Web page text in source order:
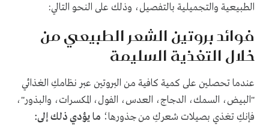
الطبيعية والتجميلية بالتفصيل، وذلك على النحو التالي:
فوائد بروتين الشعر الطبيعي من
خلال التغذية السليمة
عندما تحصلين على كمية كافية من البروتين عبر نظامكِ الغذائي
"البيض، السمك، الدجاج، العدس، الفول، المكسرات، والبذور"،
فإنكِ تغذي بصيلات شعركِ من جذورها؛ ما يؤدي ذلك إلى: